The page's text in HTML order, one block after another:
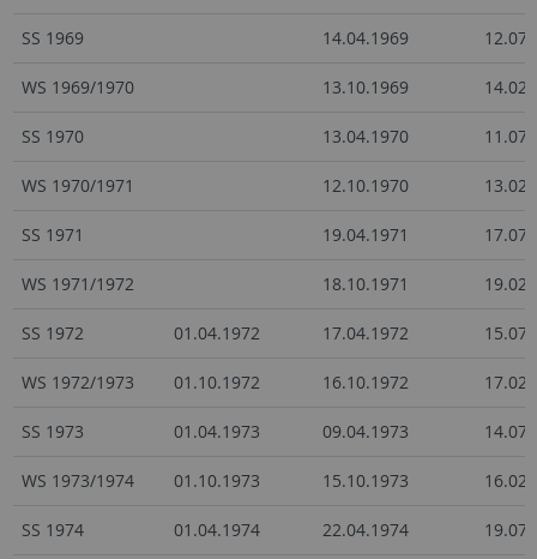
SS 1969 14.04.1969
WS 1969/1970 13.10.1969
SS 1970 13.04.1970
WS 1970/1971 12.10.1970
SS 1971 19.04.1971
WS 1971/1972 18.10.1971
SS 1972 01.04.1972 17.04.1972
WS 1972/1973 01.10.1972 16.10.1972
SS 1973 01.04.1973 09.04.1973
WS 1973/1974 01.10.1973 15.10.1973
SS 1974 01.04.1974 22.04.1974